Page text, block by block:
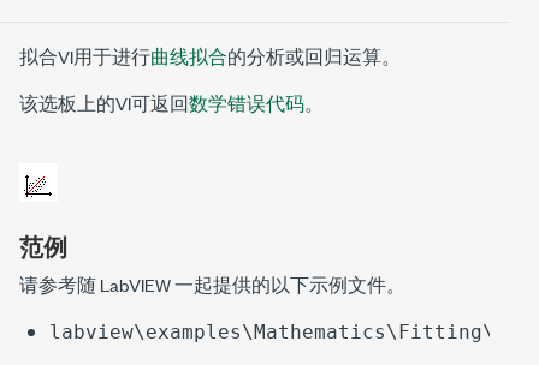
拟合VI用于进行曲线拟合的分析或回归运算。
该选板上的VI可返回数学错误代码。
范例
请参考随 LabVIEW 一起提供的以下示例文件。